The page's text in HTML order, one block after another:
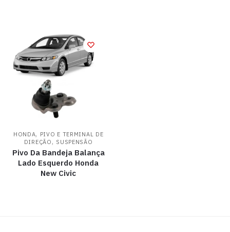
HONDA, PIVO E TERMINAL DE
DIREÇÃO , SUSPENSÃO
Pivo Da Bandeja Balança
Lado Esquerdo Honda
New Civic